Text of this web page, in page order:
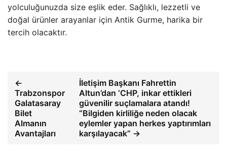
yolculuğunuzda size eşlik eder. Sağlıklı, lezzetli ve
doğal ürünler arayanlar için Antik Gurme, harika bir
tercih olacaktır.
←
Trabzonspor
Galatasaray
Bilet
Almanın
Avantajları
İletişim Başkanı Fahrettin
Altun’dan ‘CHP, inkar ettikleri
güvenilir suçlamalara atandı!
“Bilgiden kirliliğe neden olacak
eylemler yapan herkes yaptırımları
karşılayacak” →